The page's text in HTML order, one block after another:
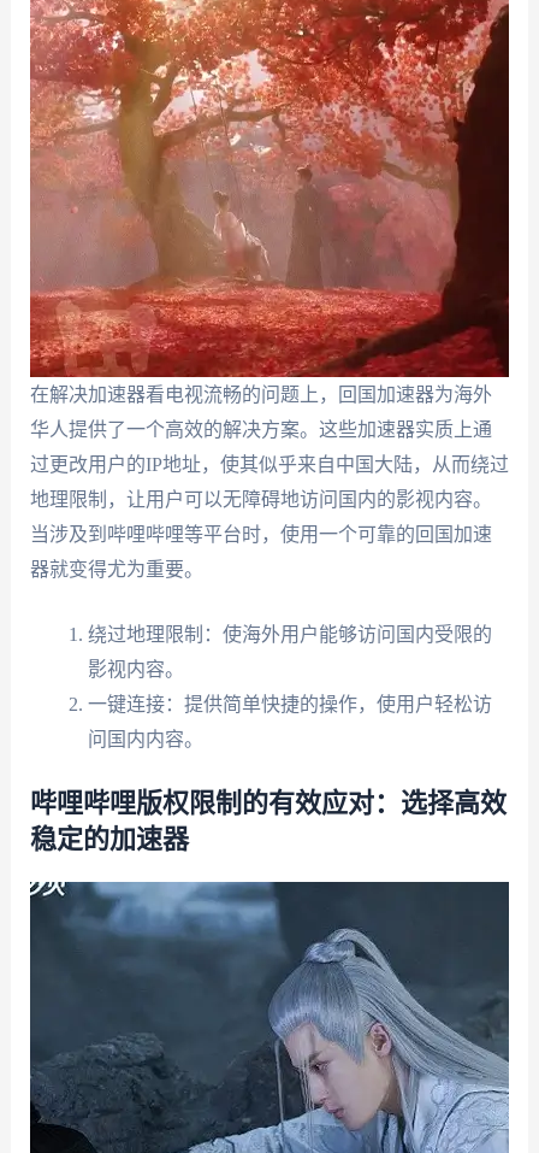
在解决加速器看电视流畅的问题上，回国加速器为海外
华人提供了一个高效的解决方案。这些加速器实质上通
过更改用户的IP地址，使其似乎来自中国大陆，从而绕过
地理限制，让用户可以无障碍地访问国内的影视内容。
当涉及到哔哩哔哩等平台时，使用一个可靠的回国加速
器就变得尤为重要。
绕过地理限制：使海外用户能够访问国内受限的
影视内容。
一键连接：提供简单快捷的操作，使用户轻松访
问国内内容。
哔哩哔哩版权限制的有效应对：选择高效
稳定的加速器